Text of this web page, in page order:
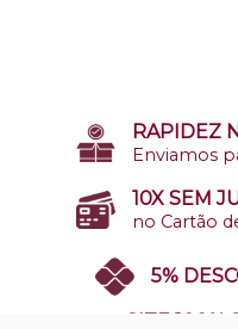
RAPIDEZ
Enviamos
10X SEM
no Cartão
5%
SITE 100%